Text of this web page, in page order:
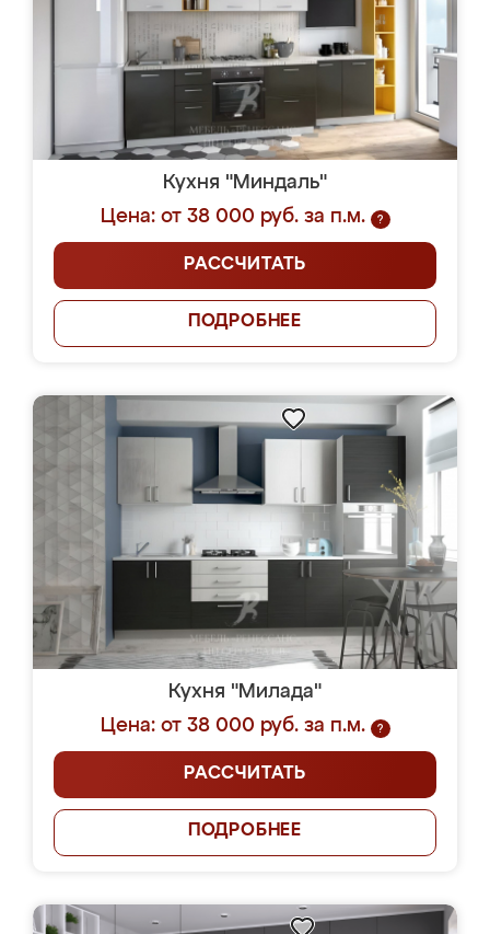
Кухня "Миндаль"
Цена: от 38 000 руб. за п.м.
?
РАССЧИТАТЬ
ПОДРОБНЕЕ
Кухня "Милада"
Цена: от 38 000 руб. за п.м.
?
РАССЧИТАТЬ
ПОДРОБНЕЕ